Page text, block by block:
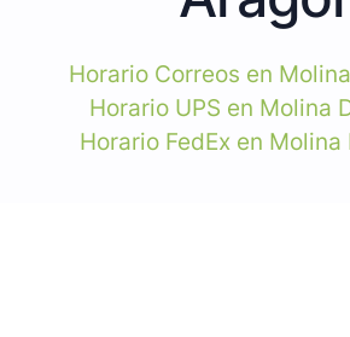
Horario Correos en
Horario UPS en Molina
Horario FedEx en Molina